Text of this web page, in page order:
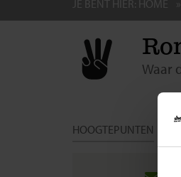
JE BENT HIER: HOME
Waar
HOOGTEPUNTEN